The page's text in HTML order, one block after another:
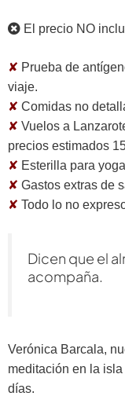
El precio NO
✘ Prueba de
viaje.
✘ Comidas no
✘ Vuelos a
precios estimados
✘ Esterilla para
✘ Gastos extras de
✘ Todo lo no
Dicen que el
acompaña.
Verónica Barcala,
meditación en la
días.